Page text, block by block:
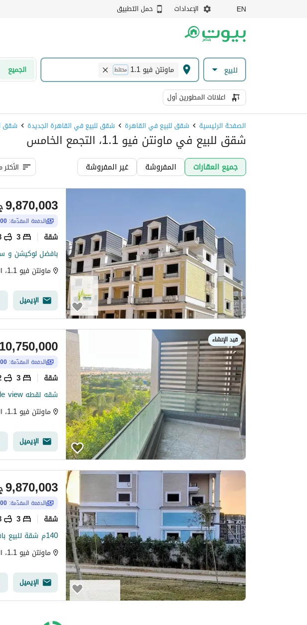
EN الإعدادات حمل التطبيق
للبيع ماونتن فيو 1.1 مختلط الجميع
اعلانات المطورين أول
الصفحة الرئيسية شقق للبيع في القاهرة شقق للبيع في القاهرة الجديدة شقق
شقق للبيع في ماونتن فيو 1.1، التجمع الخامس
جميع العقارات المفروشة غير المفروشة
9,870,003
الدفعة المقدّمة:
شقة 3
ماونتن فيو 1.1، التجمع الخامس، القاهرة الجديدة، القاهرة
الإيميل
قيد الإنشاء 10,750,000
الدفعة المقدّمة:
شقة 3
ماونتن فيو 1.1، التجمع الخامس، القاهرة الجديدة، القاهرة
الإيميل
9,870,003
الدفعة المقدّمة:
شقة 3
ماونتن فيو 1.1، التجمع الخامس، القاهرة الجديدة، القاهرة
الإيميل